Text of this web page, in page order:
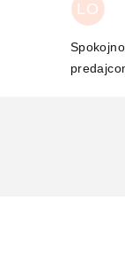
je 5 z 5 hviezdičiek.
LO